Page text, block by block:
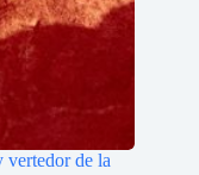
vertedor de la